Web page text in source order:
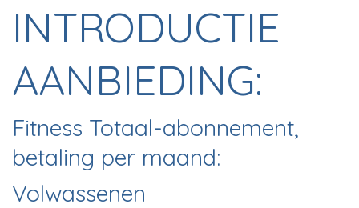
INTRODUCTIE
AANBIEDING:
Fitness Totaal-abonnement,
betaling per maand:
Volwassenen